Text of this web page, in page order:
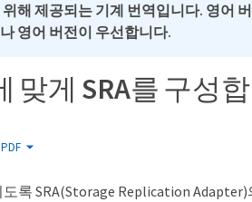
해 제공되는 기계 번역입니다. 영어
영어 버전이 우선합니다.
맞게 SRA를 구성
PDF
록 SRA(Storage Replication